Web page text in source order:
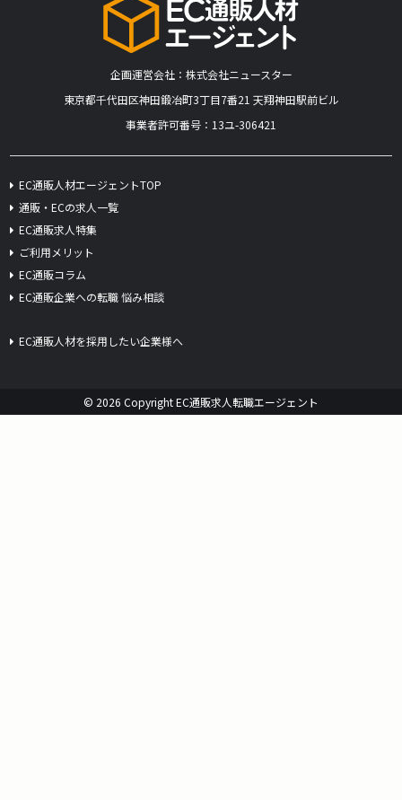
企画運営会社：株式会社ニュースター
​東京都千代田区神田鍛冶町3丁目7番21 天翔神田駅前ビル
事業者許可番号：13ユ-306421
EC通販人材エージェントTOP
通販・ECの求人一覧
EC通販求人特集
ご利用メリット
EC通販コラム
EC通販企業への転職 悩み相談
EC通販人材を採用したい企業様へ
© 2026 Copyright EC通販求人転職エージェント